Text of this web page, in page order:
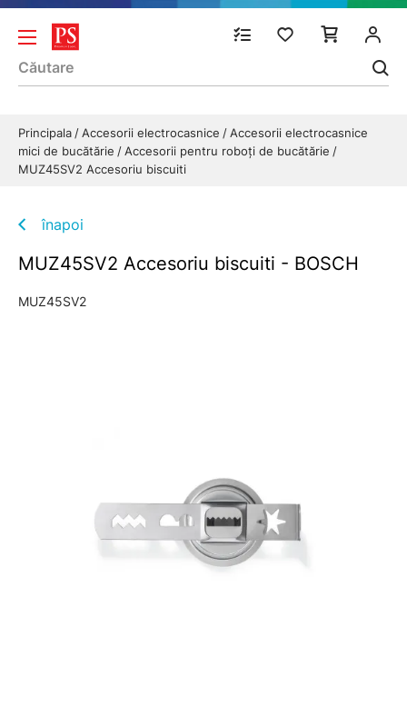
Principala Accesorii electrocasnice
Accesorii electrocasnice
mici de bucătărie
Accesorii pentru roboți de bucătărie
MUZ45SV2 Accesoriu biscuiti
înapoi
MUZ45SV2 Accesoriu biscuiti - BOSCH
MUZ45SV2